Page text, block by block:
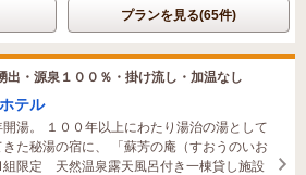
プランを見る(65件)
出・源泉１００％・掛け流し・加温なし
テル
湯。 １００年以上にわたり湯治の湯として
た秘湯の宿に、 「蘇芳の庵（すおうのいお
組限定 天然温泉露天風呂付き一棟貸し施設